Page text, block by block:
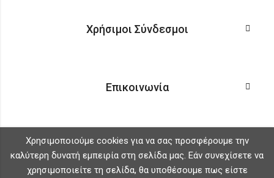
Χρήσιμοι Σύνδεσμοι
Επικοινωνία
Χρησιμοποιούμε cookies για να σας προσφέρουμε την
καλύτερη δυνατή εμπειρία στη σελίδα μας. Εάν συνεχίσετε να
χρησιμοποιείτε τη σελίδα, θα υποθέσουμε πως είστε